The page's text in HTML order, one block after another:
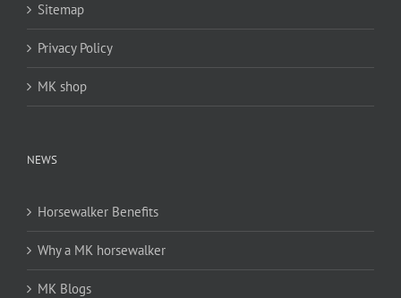
Sitemap
Privacy Policy
MK shop
NEWS
Horsewalker Benefits
Why a MK horsewalker
MK Blogs